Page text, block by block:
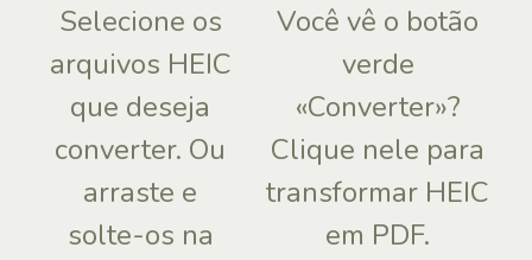
Selecione os
arquivos HEIC
que deseja
converter. Ou
arraste e
solte-os na
Você vê o botão
verde
«Converter»?
Clique nele para
transformar HEIC
em PDF.